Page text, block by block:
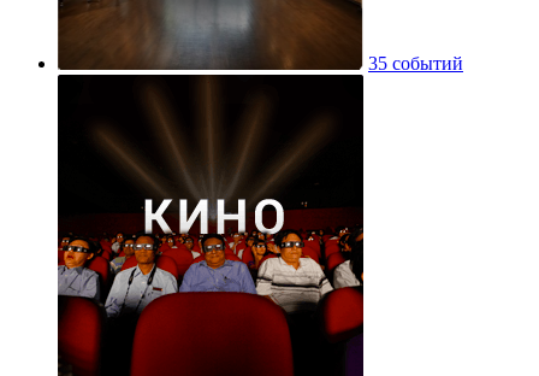
35 событий